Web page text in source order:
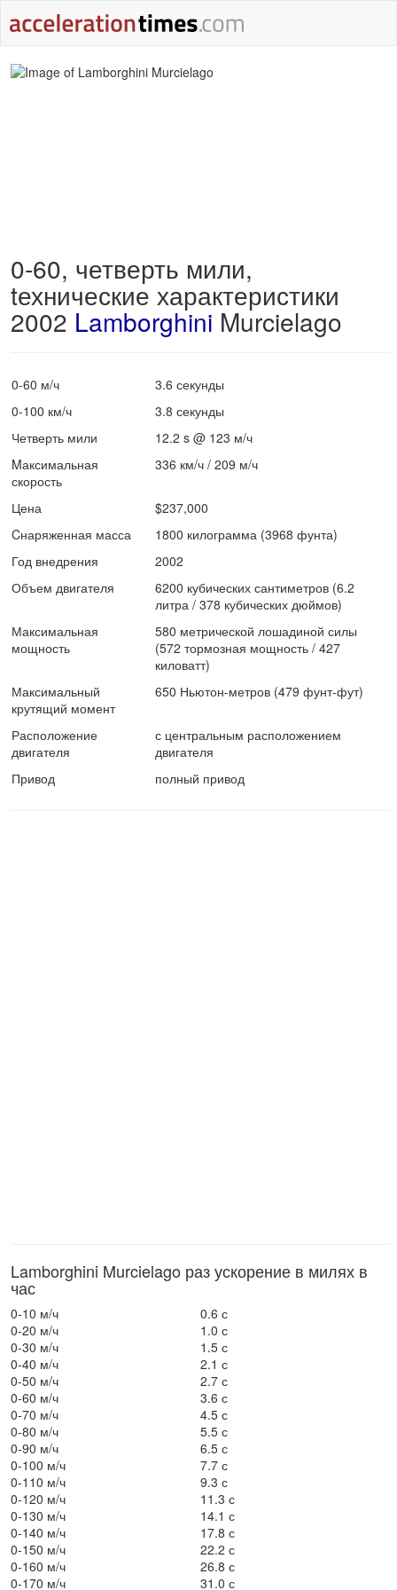
0-60, четверть мили,
tехнические характеристики
2002 Lamborghini Murcielago
0-60 м/ч
3.6 секунды
0-100 км/ч
3.8 секунды
Четверть мили
12.2 s @ 123 м/ч
Mаксимальная
скорость
336 км/ч / 209 м/ч
Цена
$237,000
Cнаряженная масса
1800 килограмма (3968 фунта)
Год внедрения
2002
Объем двигателя
6200 кубических сантиметров (6.2
литра / 378 кубических дюймов)
Максимальная
мощность
580 метрической лошадиной силы
(572 тормозная мощность / 427
киловатт)
Максимальный
крутящий момент
650 Ньютон-метров (479 фунт-фут)
Расположение
двигателя
с центральным расположением
двигателя
Привод
полный привод
Lamborghini Murcielago раз ускорение в милях в
час
0-10 м/ч
0.6 с
0-20 м/ч
1.0 с
0-30 м/ч
1.5 с
0-40 м/ч
2.1 с
0-50 м/ч
2.7 с
0-60 м/ч
3.6 с
0-70 м/ч
4.5 с
0-80 м/ч
5.5 с
0-90 м/ч
6.5 с
0-100 м/ч
7.7 с
0-110 м/ч
9.3 с
0-120 м/ч
11.3 с
0-130 м/ч
14.1 с
0-140 м/ч
17.8 с
0-150 м/ч
22.2 с
0-160 м/ч
26.8 с
0-170 м/ч
31.0 с